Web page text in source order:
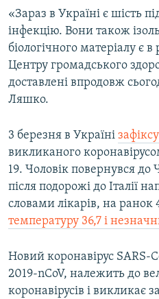
«Зараз в Україні є шість
інфекцію. Вони також
біологічного матеріалу є
Центру громадського
доставлені впродовж
Ляшко.
3 березня в Україні
викликаного
19. Чоловік повернувся до
після подорожі до Італії
словами лікарів, на ранок
температуру 36,7 і
Новий коронавірус SARS-
2019-nCoV, належить до
коронавірусів і викликає